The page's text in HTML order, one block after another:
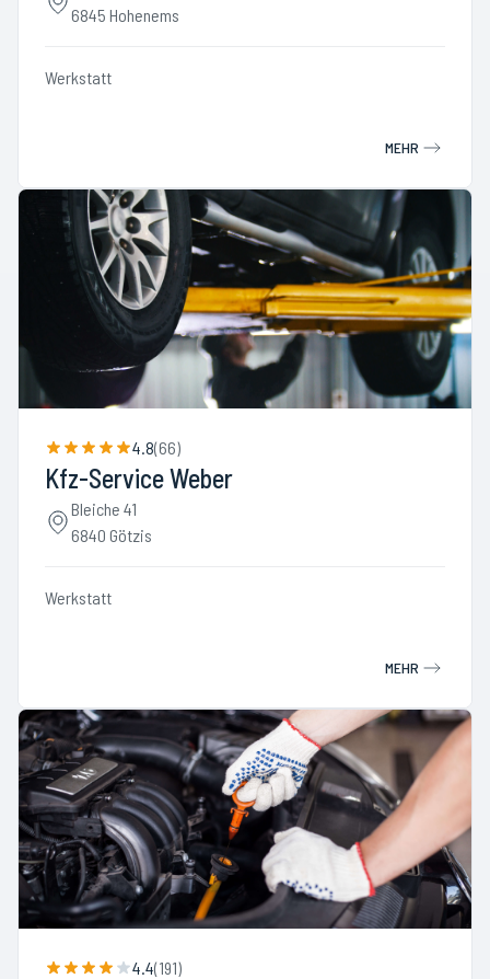
6845 Hohenems
Werkstatt
MEHR
4.8(66)
Kfz-Service Weber
Bleiche 41
6840 Götzis
Werkstatt
MEHR
4.4(191)